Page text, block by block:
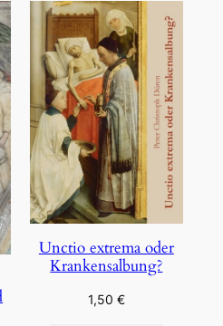
Unctio extrema oder
Krankensalbung?
1,50 €